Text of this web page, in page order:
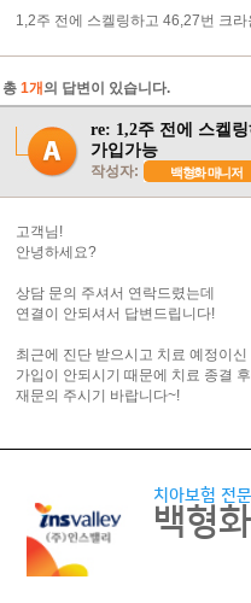
1,2주 전에 스켈링하고 46,27번 크
총 1개의 답변이 있습니다.
re: 1,2주 전에 스켈
가입가능
작성자: 백형화 매니저
고객님!
안녕하세요?
상담 문의 주셔서 연락드렸는데
연결이 안되셔서 답변드립니다!
최근에 진단 받으시고 치료 예정이신
가입이 안되시기 때문에 치료 종결 후
재문의 주시기 바랍니다~!
치아보험 전문
백형